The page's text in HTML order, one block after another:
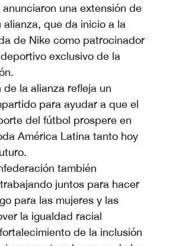
anunciaron una extensión de
alianza, que da inicio a la
de Nike como patrocinador
exclusivo de la
de la alianza refleja un
para ayudar a que el
del fútbol prospere en
América Latina tanto hoy
también
juntos para hacer
para las mujeres y las
la igualdad racial
de la inclusión